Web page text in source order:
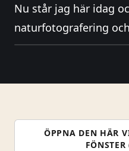
Nu står jag här idag
naturfotografering
ÖPPNA DEN HÄR